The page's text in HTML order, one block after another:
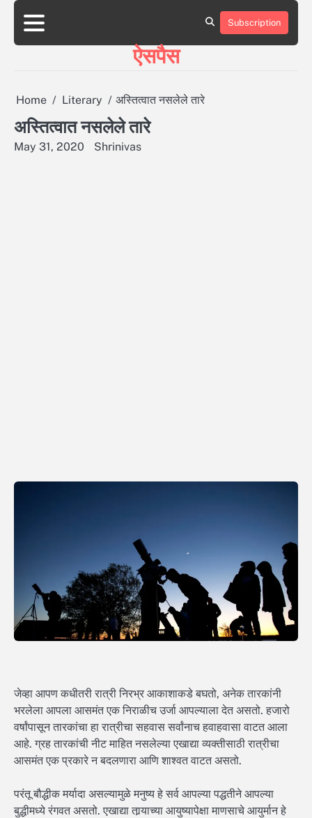
Skip
content
HOME
ABOUT
BLOG
CONTACT
Subscription
ऐसपैस
Home Literary अस्तित्वात नसलेले तारे
अस्तित्वात नसलेले तारे
May 31, 2020 Shrinivas
जेव्हा आपण कधीतरी रात्री निरभ्र आकाशाकडे बघतो, अनेक तारकांनी
भरलेला आपला आसमंत एक निराळीच उर्जा आपल्याला देत असतो. हजारो
वर्षांपासून तारकांचा हा रात्रीचा सहवास सर्वांनाच हवाहवासा वाटत आला
आहे. ग्रह तारकांची नीट माहित नसलेल्या एखाद्या व्यक्तीसाठी रात्रीचा
आसमंत एक प्रकारे न बदलणारा आणि शाश्वत वाटत असतो.
परंतू बौद्धीक मर्यादा असल्यामुळे मनुष्य हे सर्व आपल्या पद्धतीने आपल्या
बुद्धीमध्ये रंगवत असतो. एखाद्या तार्‍याच्या आयुष्यापेक्षा माणसाचे आयुर्मान हे